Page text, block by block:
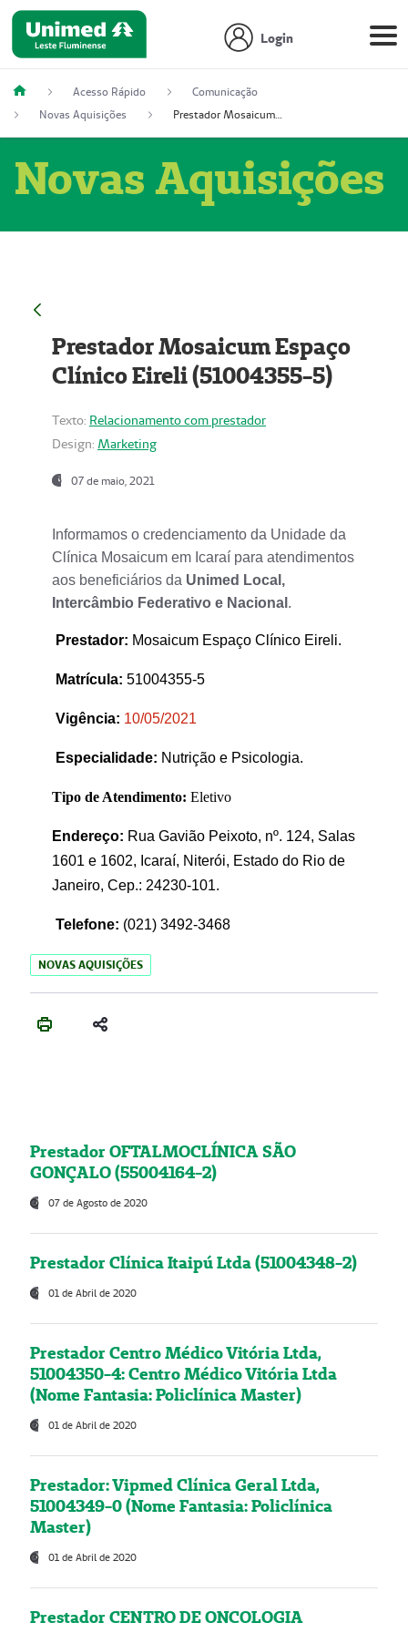
Login
Acesso Rápido
Comunicação
Novas Aquisições
Prestador Mosaicum Espaço Clínico Eireli (51004355-5)
Novas Aquisições
Prestador Mosaicum Espaço
Clínico Eireli (51004355-5)
Texto: Relacionamento com prestador
Design: Marketing
07 de maio, 2021
Informamos o credenciamento da Unidade da
Clínica Mosaicum em Icaraí para atendimentos
aos beneficiários da Unimed Local,
Intercâmbio Federativo e Nacional .
Prestador: Mosaicum Espaço Clínico Eireli.
Matrícula: 51004355-5
Vigência: 10/05/2021
Especialidade: Nutrição e Psicologia.
Tipo de Atendimento: Eletivo
Endereço: Rua Gavião Peixoto, nº. 124, Salas
1601 e 1602, Icaraí, Niterói, Estado do Rio de
Janeiro, Cep.: 24230-101.
Telefone: (021) 3492-3468
NOVAS AQUISIÇÕES
Prestador OFTALMOCLÍNICA SÃO
GONÇALO (55004164-2)
07 de Agosto de 2020
Prestador Clínica Itaipú Ltda (51004348-2)
01 de Abril de 2020
Prestador Centro Médico Vitória Ltda,
51004350-4: Centro Médico Vitória Ltda
(Nome Fantasia: Policlínica Master)
01 de Abril de 2020
Prestador: Vipmed Clínica Geral Ltda,
51004349-0 (Nome Fantasia: Policlínica
Master)
01 de Abril de 2020
Prestador CENTRO DE ONCOLOGIA